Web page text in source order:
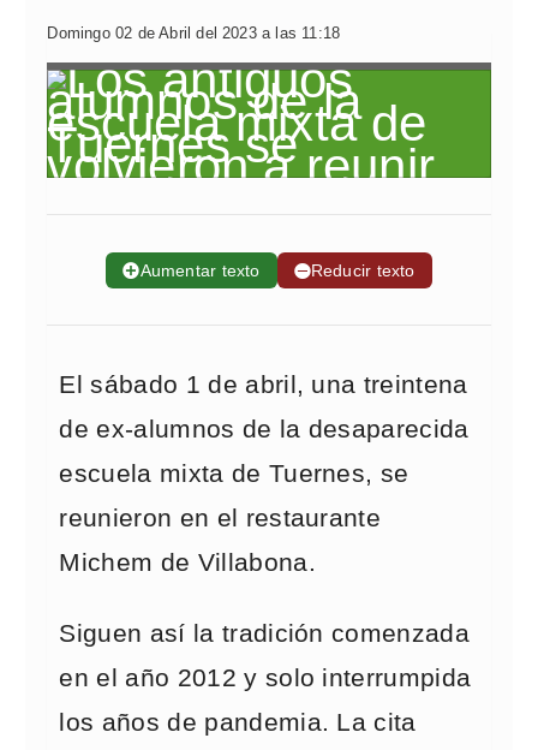
Domingo 02 de Abril del 2023 a las 11:18
➕Aumentar texto ➖Reducir texto
El sábado 1 de abril, una treintena
de ex-alumnos de la desaparecida
escuela mixta de Tuernes, se
reunieron en el restaurante
Michem de Villabona.
Siguen así la tradición comenzada
en el año 2012 y solo interrumpida
los años de pandemia. La cita